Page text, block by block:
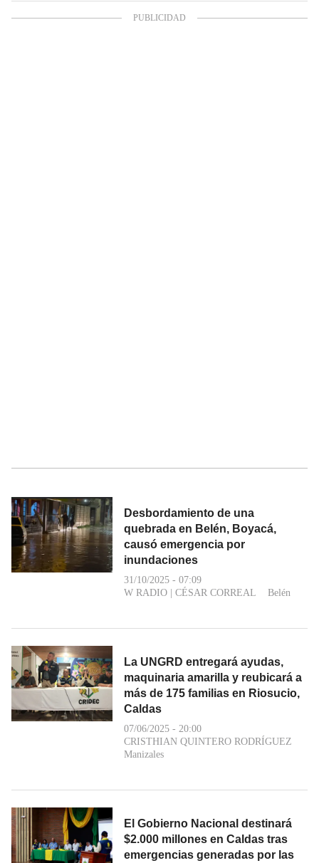
Desbordamiento de una
quebrada en Belén, Boyacá,
causó emergencia por
inundaciones
31/10/2025 - 07:09
W RADIO | CÉSAR CORREAL Belén
La UNGRD entregará ayudas,
maquinaria amarilla y reubicará a
más de 175 familias en Riosucio,
Caldas
07/06/2025 - 20:00
CRISTHIAN QUINTERO RODRÍGUEZ
Manizales
El Gobierno Nacional destinará
$2.000 millones en Caldas tras
emergencias generadas por las